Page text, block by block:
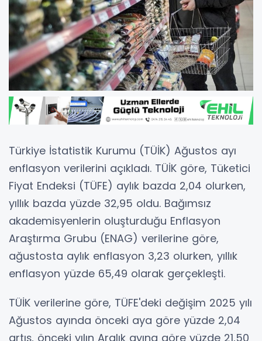
Türkiye İstatistik Kurumu (TÜİK) Ağustos ayı
enflasyon verilerini açıkladı. TÜİK göre, Tüketici
Fiyat Endeksi (TÜFE) aylık bazda 2,04 olurken,
yıllık bazda yüzde 32,95 oldu. Bağımsız
akademisyenlerin oluşturduğu Enflasyon
Araştırma Grubu (ENAG) verilerine göre,
ağustosta aylık enflasyon 3,23 olurken, yıllık
enflasyon yüzde 65,49 olarak gerçekleşti.
TÜİK verilerine göre, TÜFE'deki değişim 2025 yılı
Ağustos ayında önceki aya göre yüzde 2,04
artış, önceki yılın Aralık ayına göre yüzde 21,50